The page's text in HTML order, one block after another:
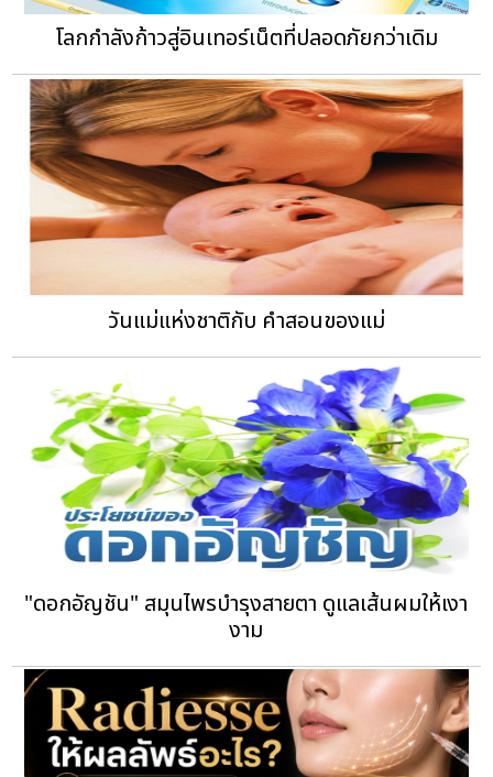
โลกกำลังก้าวสู่อินเทอร์เน็ตที่ปลอดภัยกว่าเดิม
วันแม่แห่งชาติกับ คำสอนของแม่
"ดอกอัญชัน" สมุนไพรบำรุงสายตา ดูแลเส้นผมให้เงา
งาม